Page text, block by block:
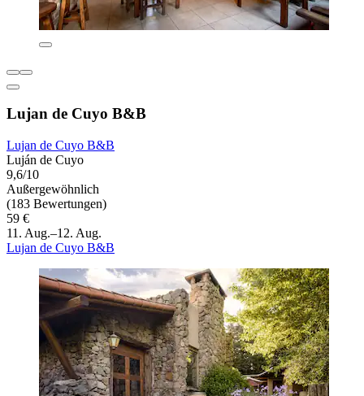
Lujan de Cuyo B&B
Lujan de Cuyo B&B
Luján de Cuyo
9,6/10
Außergewöhnlich
(183 Bewertungen)
59 €
11. Aug.–12. Aug.
Lujan de Cuyo B&B